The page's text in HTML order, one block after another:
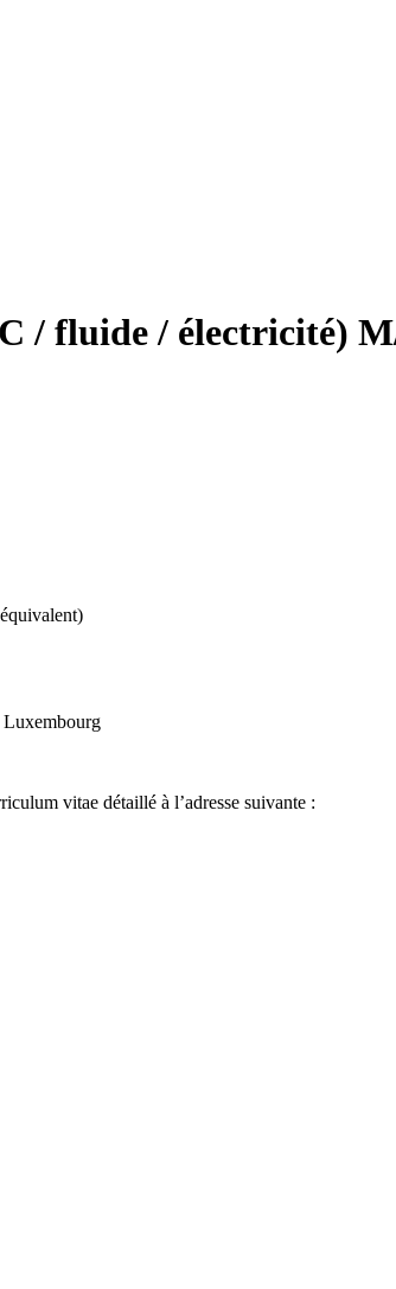
/ fluide / électricité)
Luxembourg
vitae détaillé à l’adresse suivante :